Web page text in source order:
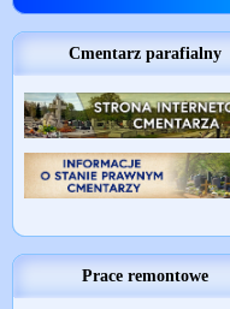
Cmentarz parafialny
Prace remontowe